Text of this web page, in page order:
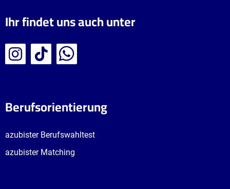
Ihr findet uns auch unter
Berufsorientierung
azubister Berufswahltest
azubister Matching